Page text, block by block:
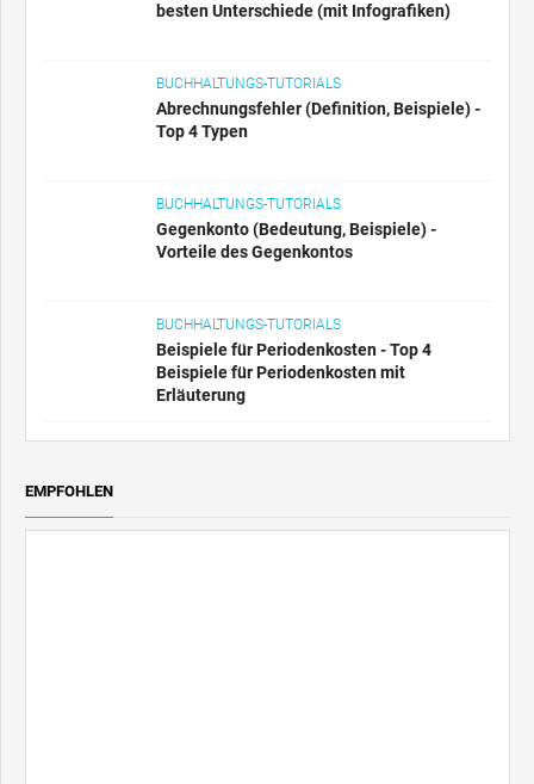
besten Unterschiede (mit Infografiken)
BUCHHALTUNGS-TUTORIALS
Abrechnungsfehler (Definition, Beispiele) -
Top 4 Typen
BUCHHALTUNGS-TUTORIALS
Gegenkonto (Bedeutung, Beispiele) -
Vorteile des Gegenkontos
BUCHHALTUNGS-TUTORIALS
Beispiele für Periodenkosten - Top 4
Beispiele für Periodenkosten mit
Erläuterung
EMPFOHLEN